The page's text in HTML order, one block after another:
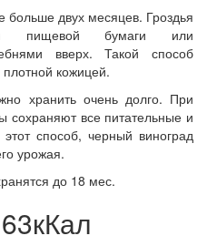
больше двух месяцев. Гроздья
пищевой бумаги или
вверх. Такой способ
кожицей.
хранить очень долго. При
сохраняют все питательные и
этот способ, черный виноград
урожая.
до 18 мес.